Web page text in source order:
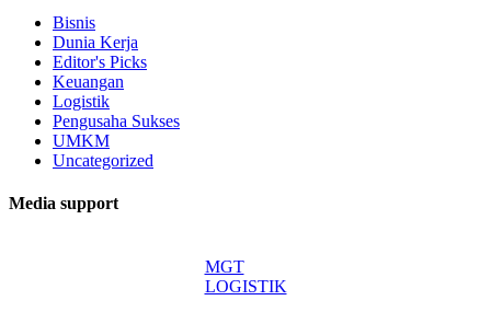
Bisnis
Dunia Kerja
Editor's Picks
Keuangan
Logistik
Pengusaha Sukses
UMKM
Uncategorized
Media support
MGT
LOGISTIK